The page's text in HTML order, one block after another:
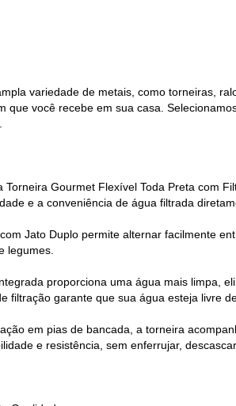
variedade de metais, como torneiras,
que você recebe em sua casa.
Torneira Gourmet Flexível Toda Preta com
e a conveniência de água filtrada
Jato Duplo permite alternar facilmente
legumes.
proporciona uma água mais limpa,
filtração garante que sua água esteja livre
em pias de bancada, a torneira
e resistência, sem enferrujar,